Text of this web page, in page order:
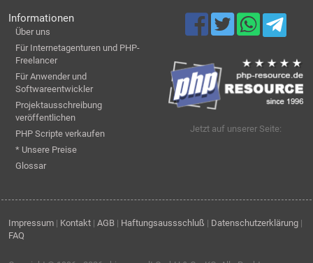
Informationen
Über uns
Für Internetagenturen und PHP-
Freelancer
Für Anwender und
Softwareentwickler
Projektausschreibung
veröffentlichen
PHP Scripte verkaufen
* Unsere Preise
Glossar
Jetzt auf unserer Seite:
Impressum | Kontakt | AGB | Haftungsaussschluß | Datenschutzerklärung |
FAQ